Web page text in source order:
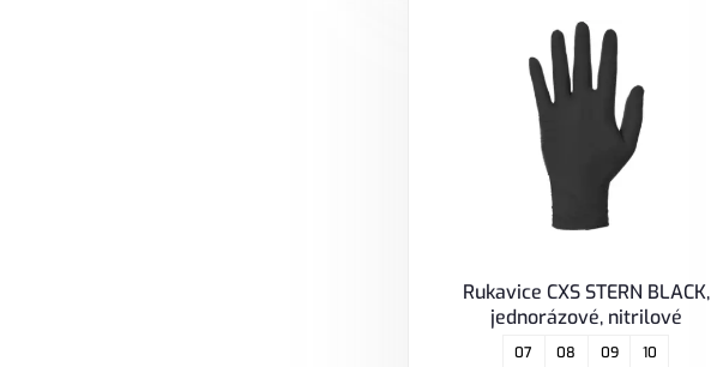
Rukavice CXS STERN BLACK,
jednorázové, nitrilové
07 08 09 10